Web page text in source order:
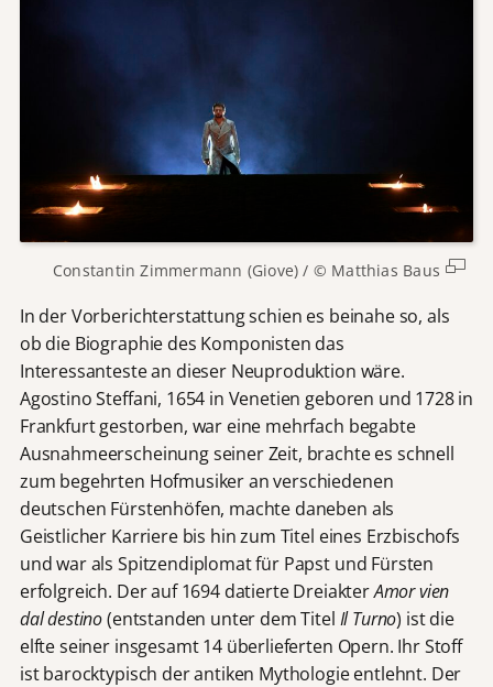
Constantin Zimmermann (Giove) / © Matthias Baus
In der Vorberichterstattung schien es beinahe so, als
ob die Biographie des Komponisten das
Interessanteste an dieser Neuproduktion wäre.
Agostino Steffani, 1654 in Venetien geboren und 1728 in
Frankfurt gestorben, war eine mehrfach begabte
Ausnahmeerscheinung seiner Zeit, brachte es schnell
zum begehrten Hofmusiker an verschiedenen
deutschen Fürstenhöfen, machte daneben als
Geistlicher Karriere bis hin zum Titel eines Erzbischofs
und war als Spitzendiplomat für Papst und Fürsten
erfolgreich. Der auf 1694 datierte DreiakterAmor vien
dal destino(entstanden unter dem Titel Il Turno) ist die
elfte seiner insgesamt 14 überlieferten Opern. Ihr Stoff
ist barocktypisch der antiken Mythologie entlehnt. Der